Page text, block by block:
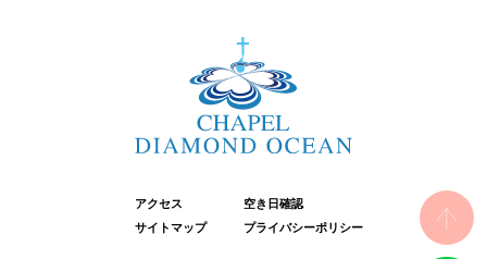
アクセス
空き日確認
サイトマップ
プライバシーポリシー